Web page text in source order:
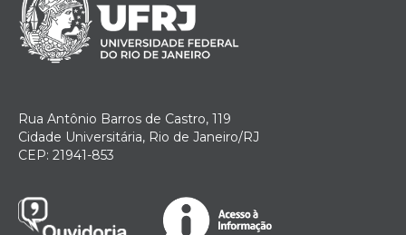
Rua Antônio Barros de Castro, 119
Cidade Universitária, Rio de Janeiro/RJ
CEP: 21941-853